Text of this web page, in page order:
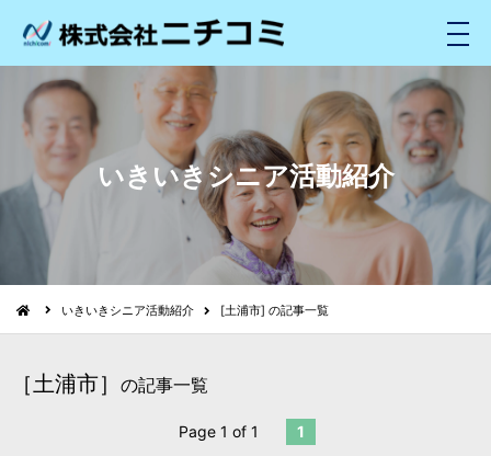
メ
ニ
ュ
いきいきシニア活動紹介
いきいきシニア活動紹介 [土浦市] の記事一覧
［土浦市］ の記事一覧
Page 1 of 1 1